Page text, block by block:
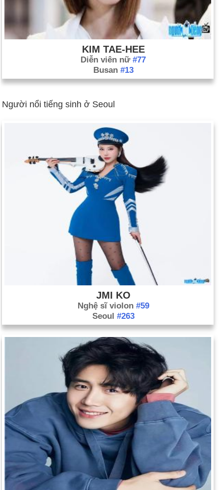
KIM TAE-HEE
Diễn viên nữ #77
Busan #13
Người nổi tiếng sinh ở Seoul
JMI KO
Nghệ sĩ violon #59
Seoul #263